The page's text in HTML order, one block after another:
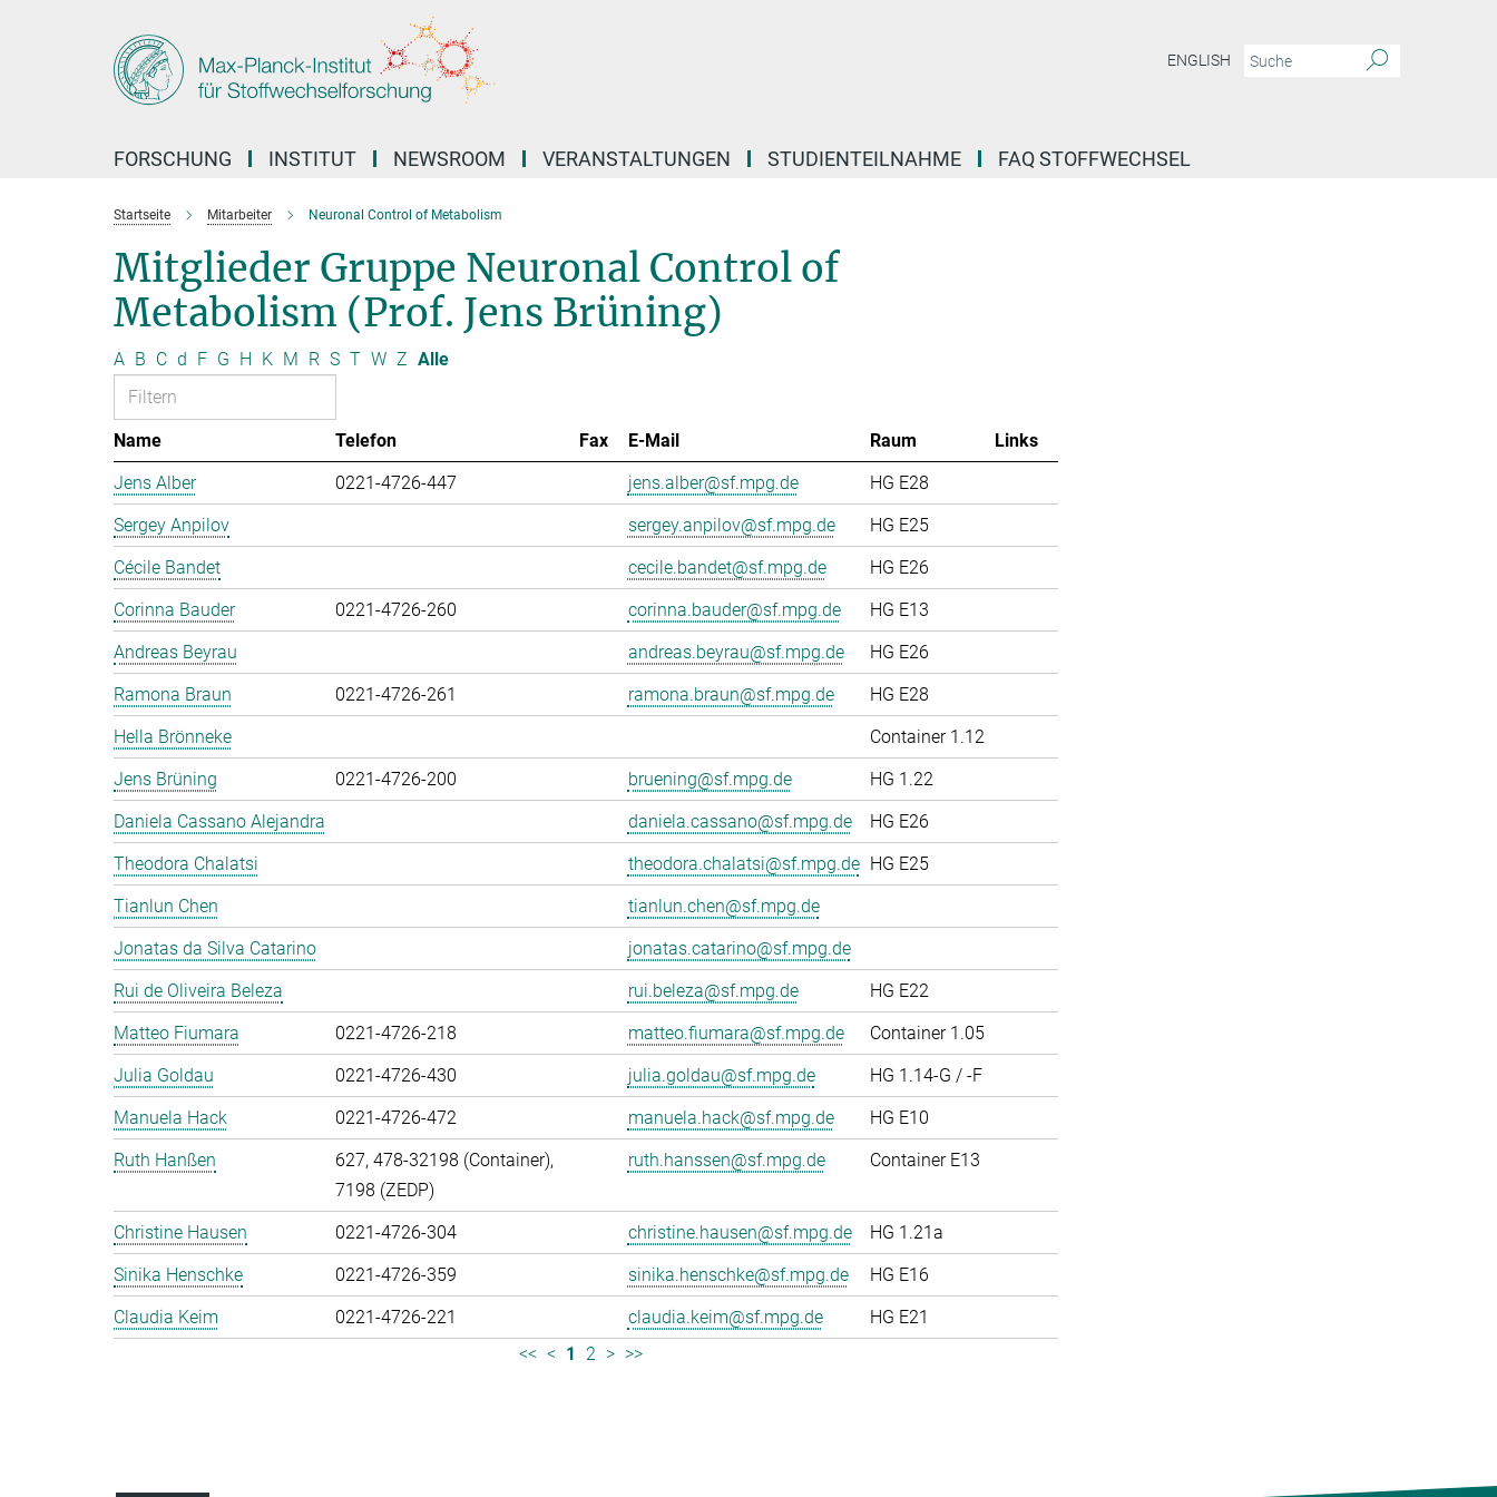
ENGLISH
FORSCHUNG INSTITUT NEWSROOM VERANSTALTUNGEN STUDIENTEILNAHME FAQ STOFFWECHSEL
Startseite Mitarbeiter Neuronal Control of Metabolism
Mitglieder Gruppe Neuronal Control of
Metabolism (Prof. Jens Brüning)
A B C d F G H K M R S T W Z Alle
Name Telefon Fax E-Mail Raum
Links
Jens Alber
0221-4726-447 jens.alber@sf.mpg.de
HG E28
Sergey Anpilov
sergey.anpilov@sf.mpg.de
HG E25
Cécile Bandet
cecile.bandet@sf.mpg.de
HG E26
Corinna Bauder
0221-4726-260 corinna.bauder@sf.mpg.de
HG E13
Andreas Beyrau
andreas.beyrau@sf.mpg.de
HG E26
Ramona Braun
0221-4726-261 ramona.braun@sf.mpg.de
HG E28
Hella Brönneke
Container 1.12
Jens Brüning
0221-4726-200 bruening@sf.mpg.de
HG 1.22
Daniela Cassano Alejandra
daniela.cassano@sf.mpg.de
HG E26
Theodora Chalatsi
theodora.chalatsi@sf.mpg.de HG E25
Tianlun Chen
tianlun.chen@sf.mpg.de
Jonatas da Silva Catarino
jonatas.catarino@sf.mpg.de
Rui de Oliveira Beleza
rui.beleza@sf.mpg.de
HG E22
Matteo Fiumara
0221-4726-218 matteo.fiumara@sf.mpg.de
Container 1.05
Julia Goldau
0221-4726-430 julia.goldau@sf.mpg.de
HG 1.14-G / -F
Manuela Hack
0221-4726-472 manuela.hack@sf.mpg.de
HG E10
Ruth Hanßen
627, 478-32198 (Container),
7198 (ZEDP)
ruth.hanssen@sf.mpg.de Container E13
Christine Hausen 0221-4726-304 christine.hausen@sf.mpg.de
HG 1.21a
Sinika Henschke
0221-4726-359 sinika.henschke@sf.mpg.de
HG E16
Claudia Keim
0221-4726-221 claudia.keim@sf.mpg.de
HG E21
<< < 1 2 > >>